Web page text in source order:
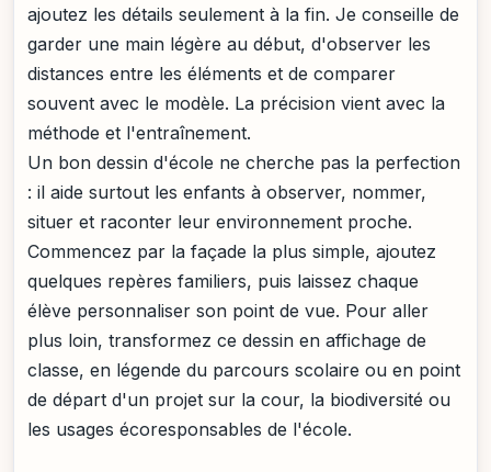
ajoutez les détails seulement à la fin. Je conseille de
garder une main légère au début, d'observer les
distances entre les éléments et de comparer
souvent avec le modèle. La précision vient avec la
méthode et l'entraînement.
Un bon dessin d'école ne cherche pas la perfection
: il aide surtout les enfants à observer, nommer,
situer et raconter leur environnement proche.
Commencez par la façade la plus simple, ajoutez
quelques repères familiers, puis laissez chaque
élève personnaliser son point de vue. Pour aller
plus loin, transformez ce dessin en affichage de
classe, en légende du parcours scolaire ou en point
de départ d'un projet sur la cour, la biodiversité ou
les usages écoresponsables de l'école.